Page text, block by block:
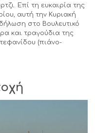
Επί τη ευκαιρία της
αυτή την Κυριακή
στο Βουλευτικό
και τραγούδια της
(πιάνο-